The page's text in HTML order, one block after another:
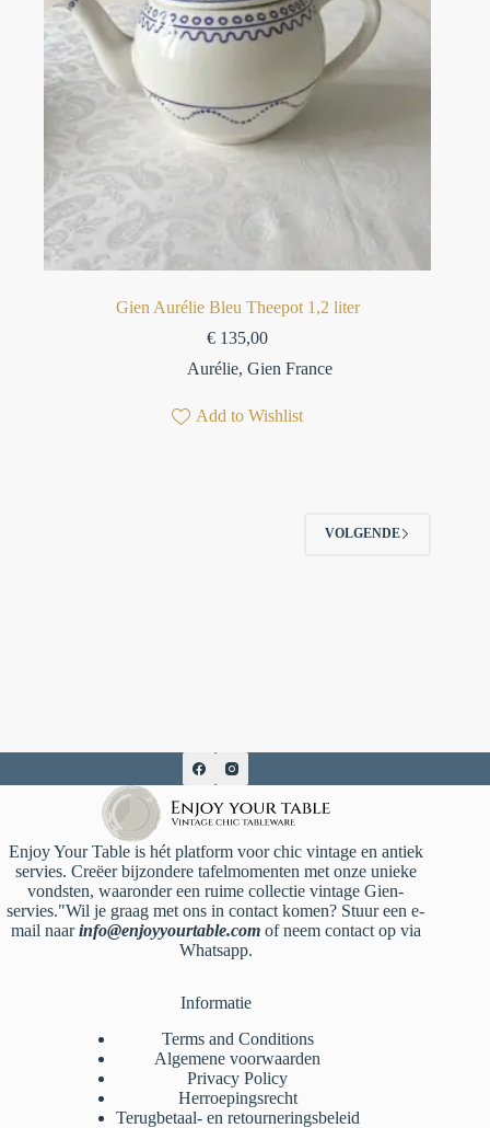
Gien Aurélie Bleu Theepot 1,2 liter
€ 135,00
Aurélie, Gien France
Add to Wishlist
VOLGENDE
Enjoy Your Table is hét platform voor chic vintage en antiek
servies. Creëer bijzondere tafelmomenten met onze unieke
vondsten, waaronder een ruime collectie vintage Gien-
servies."Wil je graag met ons in contact komen? Stuur een e-
mail naarinfo@enjoyyourtable.comof neem contact op via
Whatsapp.
Informatie
Terms and Conditions
Algemene voorwaarden
Privacy Policy
Herroepingsrecht
Terugbetaal- en retourneringsbeleid